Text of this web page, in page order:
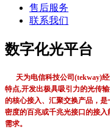
售后服务
联系我们
数字化光平台
天为电信科技公司(tekway)
特点,开发出极具吸引力的光传
的核心接入、汇聚交换产品，
密度的百兆或千兆光接口的接
需求。